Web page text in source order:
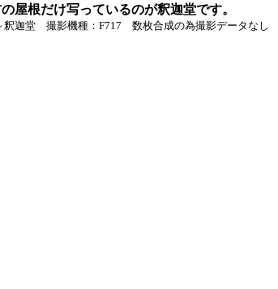
根だけ写っているのが釈迦堂です。
迦堂 撮影機種：F717 数枚合成の為撮影データなし